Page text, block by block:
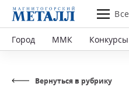
Город ММК
Вернуться в рубрику